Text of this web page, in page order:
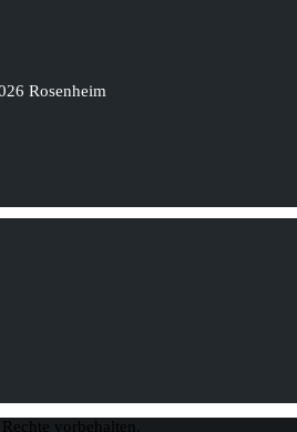
Rosenheim
vorbehalten.